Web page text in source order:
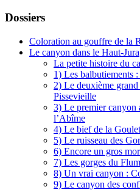
Dossiers
Coloration au gouffre de la
Le canyon dans le Haut-Jura
La petite histoire du
1) Les balbutiements
2) Le deuxième
Pissevieille
3) Le premier canyon
l’Abîme
4) Le bief de la
5) Le ruisseau des
6) Encore un gros
7) Les gorges du
8) Un vrai canyon :
9) Le canyon des